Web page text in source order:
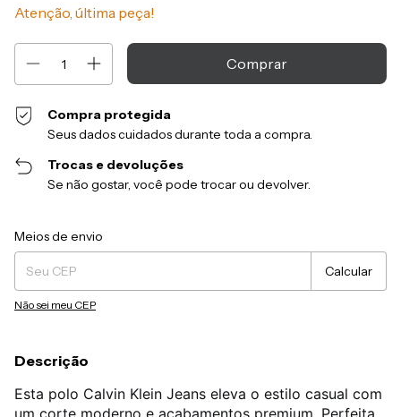
Atenção, última peça!
Compra protegida
Seus dados cuidados durante toda a compra.
Trocas e devoluções
Se não gostar, você pode trocar ou devolver.
Entregas para o CEP:
Meios de envio
Calcular
Não sei meu CEP
Descrição
Esta polo Calvin Klein Jeans eleva o estilo casual com